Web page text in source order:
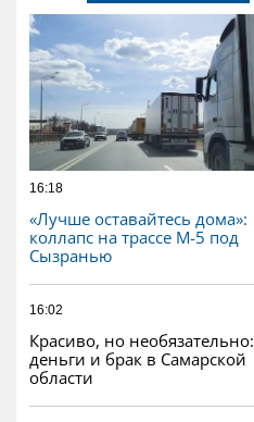
16:18
«Лучше оставайтесь дома»:
коллапс на трассе М-5 под
Сызранью
16:02
Красиво, но необязательно:
деньги и брак в Самарской
области